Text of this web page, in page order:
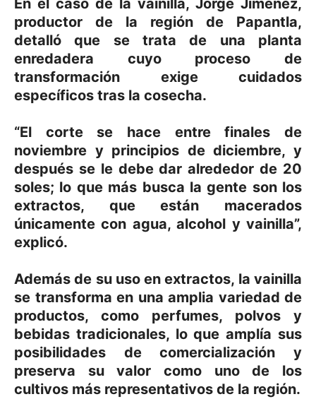
En el caso de la vainilla, Jorge Jiménez,
productor de la región de Papantla,
detalló que se trata de una planta
enredadera cuyo proceso de
transformación exige cuidados
específicos tras la cosecha.
“El corte se hace entre finales de
noviembre y principios de diciembre, y
después se le debe dar alrededor de 20
soles; lo que más busca la gente son los
extractos, que están macerados
únicamente con agua, alcohol y vainilla”,
explicó.
Además de su uso en extractos, la vainilla
se transforma en una amplia variedad de
productos, como perfumes, polvos y
bebidas tradicionales, lo que amplía sus
posibilidades de comercialización y
preserva su valor como uno de los
cultivos más representativos de la región.